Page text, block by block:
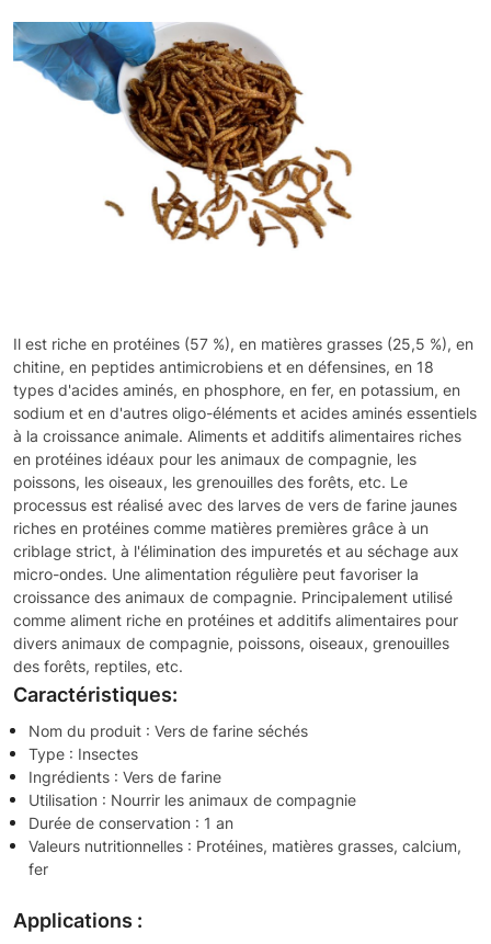
Il est riche en protéines (57 %), en matières grasses (25,5 %), en
chitine, en peptides antimicrobiens et en défensines, en 18
types d'acides aminés, en phosphore, en fer, en potassium, en
sodium et en d'autres oligo-éléments et acides aminés essentiels
à la croissance animale. Aliments et additifs alimentaires riches
en protéines idéaux pour les animaux de compagnie, les
poissons, les oiseaux, les grenouilles des forêts, etc. Le
processus est réalisé avec des larves de vers de farine jaunes
riches en protéines comme matières premières grâce à un
criblage strict, à l'élimination des impuretés et au séchage aux
micro-ondes. Une alimentation régulière peut favoriser la
croissance des animaux de compagnie. Principalement utilisé
comme aliment riche en protéines et additifs alimentaires pour
divers animaux de compagnie, poissons, oiseaux, grenouilles
des forêts, reptiles, etc.
Caractéristiques:
Nom du produit : Vers de farine séchés
Type : Insectes
Ingrédients : Vers de farine
Utilisation : Nourrir les animaux de compagnie
Durée de conservation : 1 an
Valeurs nutritionnelles : Protéines, matières grasses, calcium,
fer
Applications :